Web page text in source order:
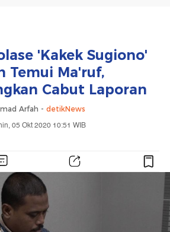
'Kakek Sugiono'
Temui Ma'ruf,
Cabut Laporan
Arfah - detikNews
05 Okt 2020 10:51 WIB